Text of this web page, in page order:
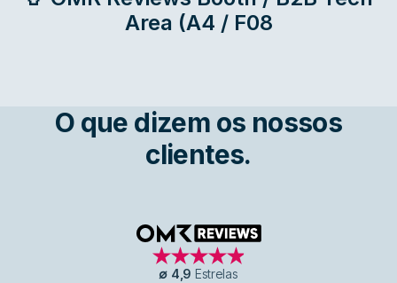
Area (A4 / F08
O que dizem os nossos
clientes.
OMR Reviews
∅ 4,9 Estrelas